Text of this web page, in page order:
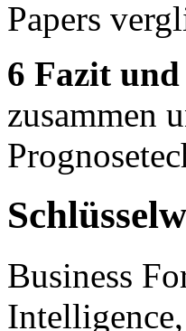
Papers
6 Fazit
zusammen
Business